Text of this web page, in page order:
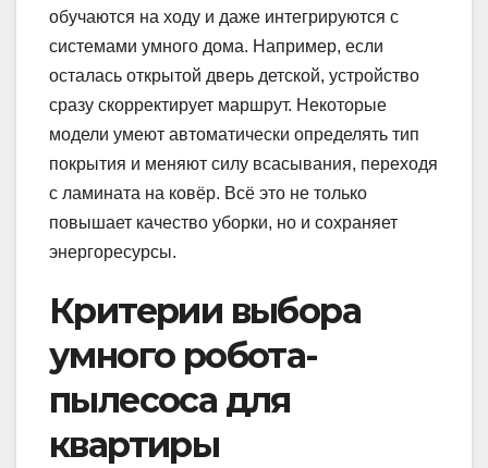
обучаются на ходу и даже интегрируются с
системами умного дома. Например, если
осталась открытой дверь детской, устройство
сразу скорректирует маршрут. Некоторые
модели умеют автоматически определять тип
покрытия и меняют силу всасывания, переходя
с ламината на ковёр. Всё это не только
повышает качество уборки, но и сохраняет
энергоресурсы.
Критерии выбора
умного робота-
пылесоса для
квартиры